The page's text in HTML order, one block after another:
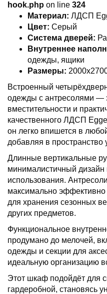
hook.php on line 324
Материал: ЛДСП
Цвет: Серый
Система дверей:
Внутреннее
одежды, ящики
Размеры:
Встроенный
одежды с антресолями —
вместительности и
качественного ЛДСП
он легко впишется в
добавляя в пространство
Длинные вертикальные
минималистичный дизайн
использования.
максимально эффективно
для хранения сезонных
других предметов.
Функциональное
продумано до мелочей,
одежды и секции для
идеальную организацию
Этот шкаф подойдёт для
гардеробной, становясь